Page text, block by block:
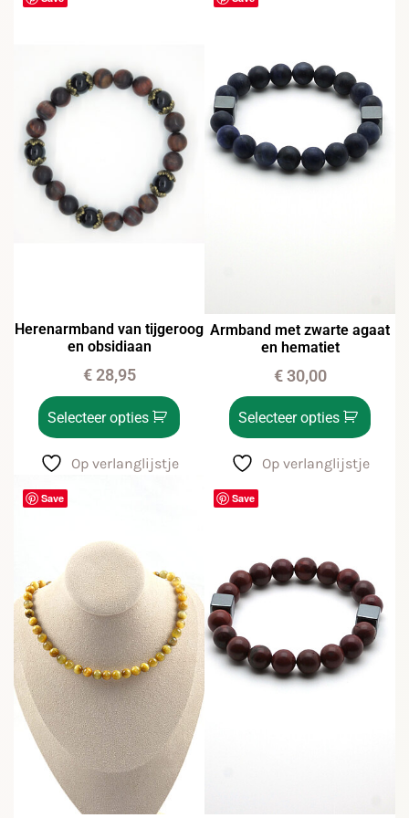
Herenarmband van tijgeroog
en obsidiaan
€28,95
Selecteer opties
Op verlanglijstje
Armband met zwarte agaat
en hematiet
€30,00
Selecteer opties
Op verlanglijstje
Save Save